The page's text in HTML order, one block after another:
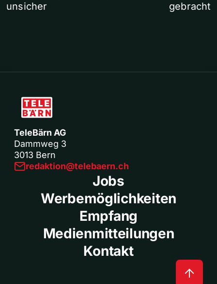
unsicher
gebracht
TeleBärn AG
Dammweg 3
3013 Bern
redaktion@telebaern.ch
Jobs
Werbemöglichkeiten
Empfang
Medienmitteilungen
Kontakt